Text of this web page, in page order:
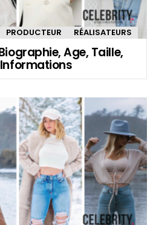
PRODUCTEUR RÉALISATEURS
Age, Taille,